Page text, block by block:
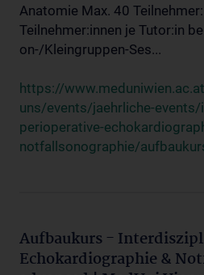
Anatomie Max. 40
Teilnehmer:innen je Tutor:in
on-/Kleingruppen-Ses...
https://
uns/events/jaehrliche-
perioperative-
notfallsonographie/
Aufbaukurs -
Echokardiographie &